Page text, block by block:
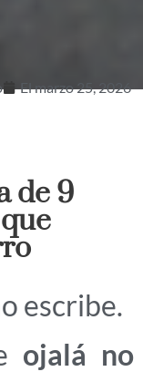
Elmarzo 25, 2026
de 9
escribe.
ojalá no